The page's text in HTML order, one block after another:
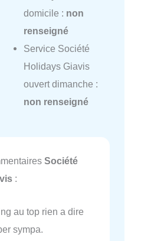
domicile : non
renseigné
Service Société
Holidays Giavis
ouvert dimanche :
non renseigné
Société
:
au top rien a dire
sympa.